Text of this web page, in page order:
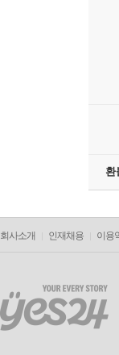
환
회사소개 인재채용 이용